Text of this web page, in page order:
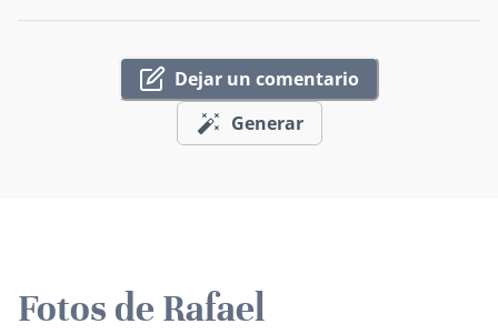
Dejar un comentario
Generar
Fotos de Rafael